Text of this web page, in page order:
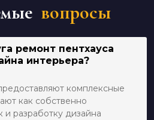
вопросы
ремонт пентхауса
интерьера?
комплексные
как собственно
и разработку дизайна